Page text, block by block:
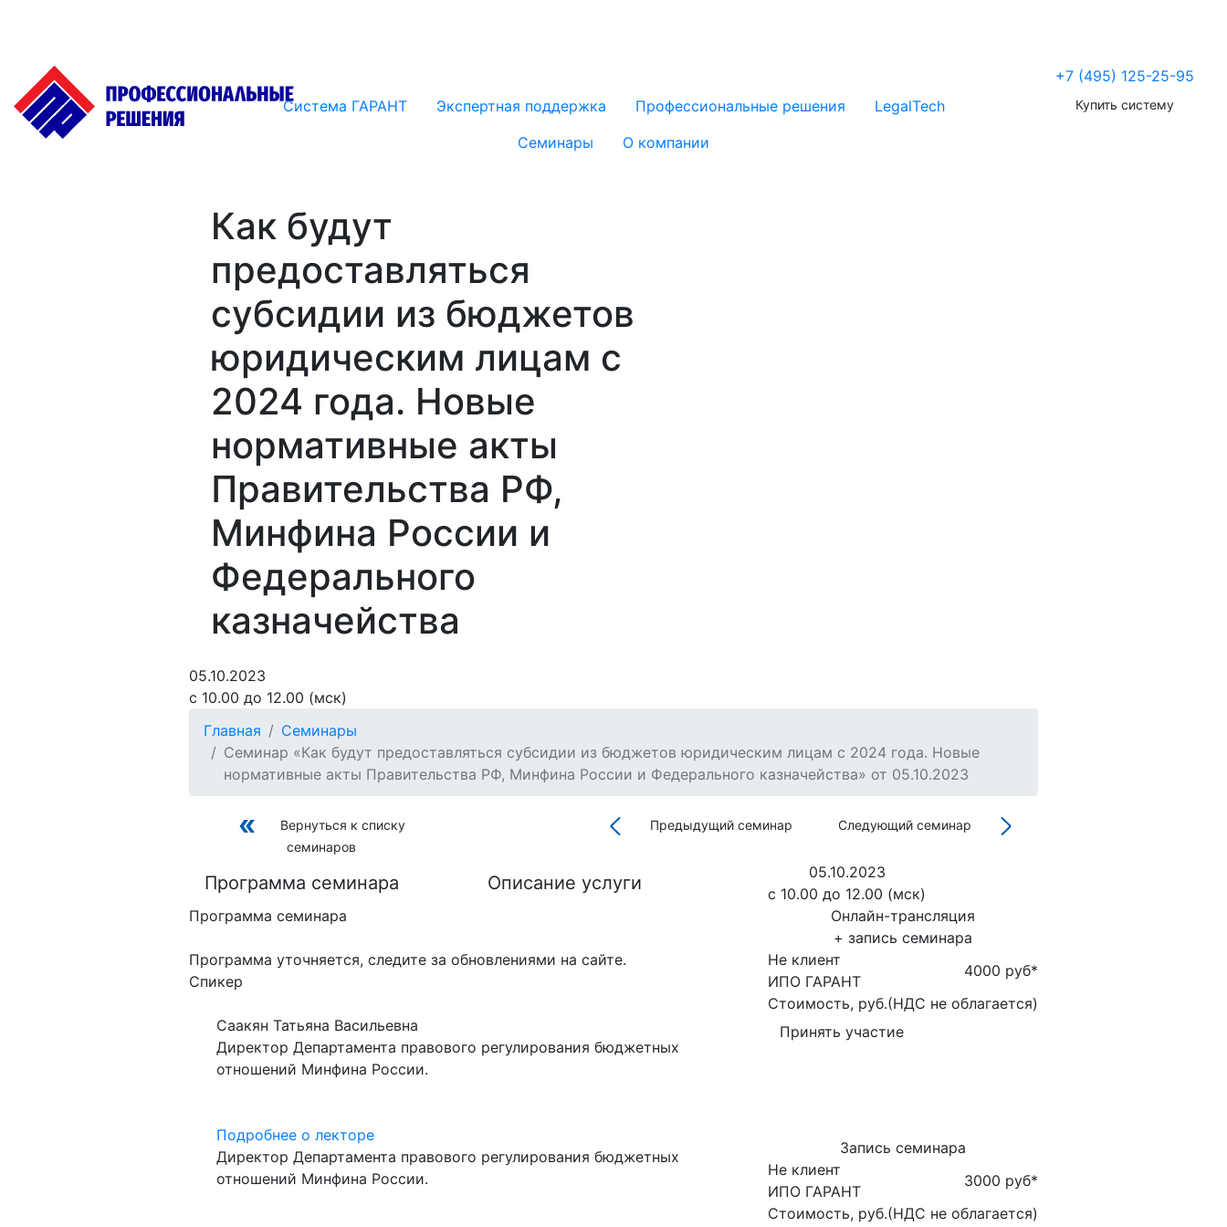
Система ГАРАНТ Экспертная поддержка Профессиональные решения
LegalTech
Семинары
О компании
+7 (495) 125-25-95
Купить систему
Как будут
предоставляться
субсидии из бюджетов
юридическим лицам с
2024 года. Новые
нормативные акты
Правительства РФ,
Минфина России и
Федерального
казначейства
05.10.2023
с 10.00 до 12.00 (мск)
Главная
Семинары
Семинар «Как будут предоставляться субсидии из бюджетов юридическим лицам с 2024 года. Новые
нормативные акты Правительства РФ, Минфина России и Федерального казначейства» от 05.10.2023
Вернуться к списку
семинаров
Предыдущий семинар Следующий семинар
Программа семинара Описание услуги
Программа семинара
Программа уточняется, следите за обновлениями на сайте.
Спикер
Саакян Татьяна Васильевна
Директор Департамента правового регулирования бюджетных
отношений Минфина России.
Подробнее о лекторе
Директор Департамента правового регулирования бюджетных
отношений Минфина России.
05.10.2023
с 10.00 до 12.00 (мск)
Онлайн-трансляция
+ запись семинара
Не клиент
ИПО ГАРАНТ
4000 руб*
Стоимость, руб.(НДС не облагается)
Принять участие
Запись семинара
Не клиент
ИПО ГАРАНТ
3000 руб*
Стоимость, руб.(НДС не облагается)